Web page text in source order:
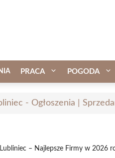
PRACA POGODA
- Ogłoszenia |
– Najlepsze Firmy w 2026